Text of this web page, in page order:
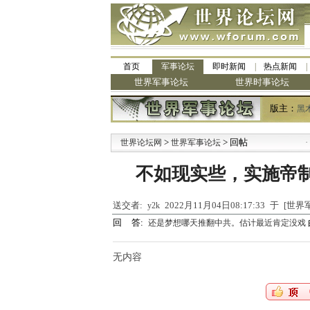
首页 军事论坛 即时新闻 热点新闻
世界军事论坛 世界时事论坛
版主： 黑
世界论坛网 > 世界军事论坛 > 回帖
不如现实些，实施帝
送交者: y2k 2022月11月04日08:17:33 于 [世
回 答: 还是梦想哪天推翻中共。估计最近肯定没戏
无内容